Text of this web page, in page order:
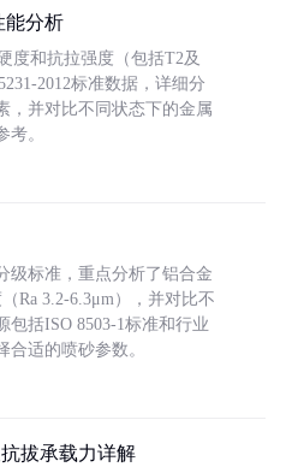
能分析
度和抗拉强度（包括T2及
2012标准数据，详细分
，并对比不同状态下的金属
。
级标准，重点分析了铝合金
Ra 3.2-6.3μm），并对比不
包括ISO 8503-1标准和行业
合适的喷砂参数。
拔承载力详解